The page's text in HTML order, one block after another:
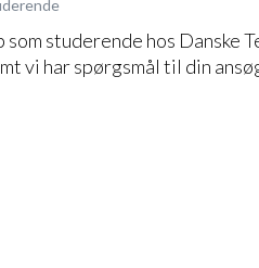
som studerende hos Danske
vi har spørgsmål til din